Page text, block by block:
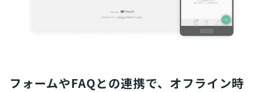
フォームやFAQとの連携で、オフライン時